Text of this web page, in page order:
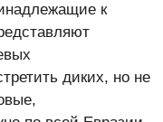
к
диких, но не